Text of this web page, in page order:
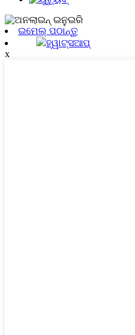
ଇମେଲ୍ ପଠାନ୍ତୁ
ହ୍ୱାଟ୍ସଆପ୍
x